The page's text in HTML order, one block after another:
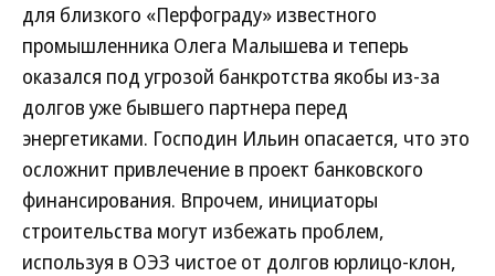
для близкого «Перфограду» известного
промышленника Олега Малышева и теперь
оказался под угрозой банкротства якобы из-за
долгов уже бывшего партнера перед
энергетиками. Господин Ильин опасается, что это
осложнит привлечение в проект банковского
финансирования. Впрочем, инициаторы
строительства могут избежать проблем,
используя в ОЭЗ чистое от долгов юрлицо-клон,